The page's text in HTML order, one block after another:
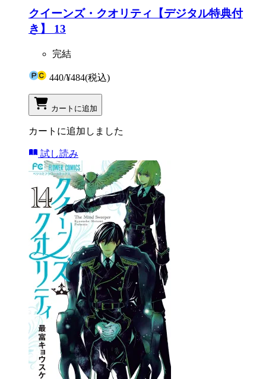
クイーンズ・クオリティ【デジタル特典付
き】 13
完結
440/¥484(税込)
カートに追加
カートに追加しました
試し読み